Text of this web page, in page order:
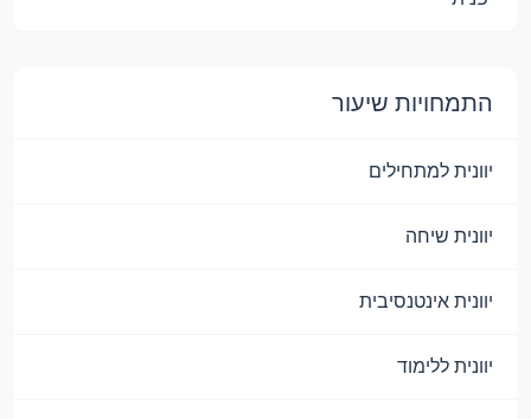
התמחויות שיעור
יוונית למתחילים
יוונית שיחה
יוונית אינטנסיבית
יוונית ללימוד